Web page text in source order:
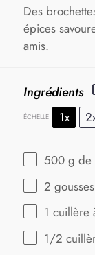
Des
épices
amis.
Ingrédients
ÉCHELLE 1x
500 g de
2
1 cuillère
1/2